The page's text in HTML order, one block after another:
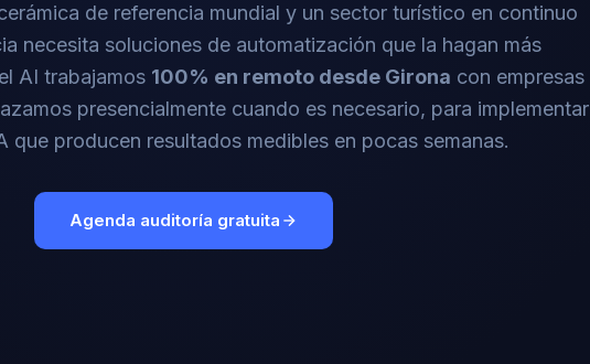
de referencia mundial y un sector turístico en continuo
necesita soluciones de automatización que la hagan más
AI trabajamos 100% en remoto desde Girona con empresas
presencialmente cuando es necesario, para implementar
que producen resultados medibles en pocas semanas.
Agenda auditoría gratuita